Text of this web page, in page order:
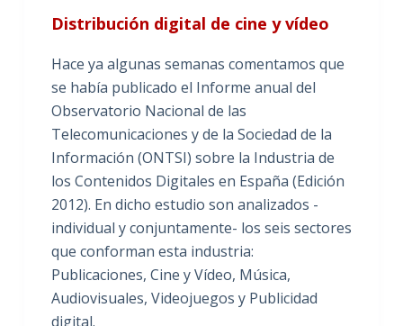
Distribución digital de cine y vídeo
Hace ya algunas semanas comentamos que
se había publicado el Informe anual del
Observatorio Nacional de las
Telecomunicaciones y de la Sociedad de la
Información (ONTSI) sobre la Industria de
los Contenidos Digitales en España (Edición
2012). En dicho estudio son analizados -
individual y conjuntamente- los seis sectores
que conforman esta industria:
Publicaciones, Cine y Vídeo, Música,
Audiovisuales, Videojuegos y Publicidad
digital.